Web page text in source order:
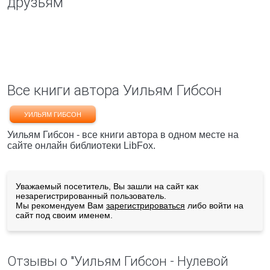
Все книги автора Уильям Гибсон
УИЛЬЯМ ГИБСОН
Уильям Гибсон - все книги автора в одном месте на
сайте онлайн библиотеки LibFox.
Уважаемый посетитель, Вы зашли на сайт как
незарегистрированный пользователь.
Мы рекомендуем Вам зарегистрироваться либо войти на
сайт под своим именем.
Отзывы о "Уильям Гибсон - Нулевой